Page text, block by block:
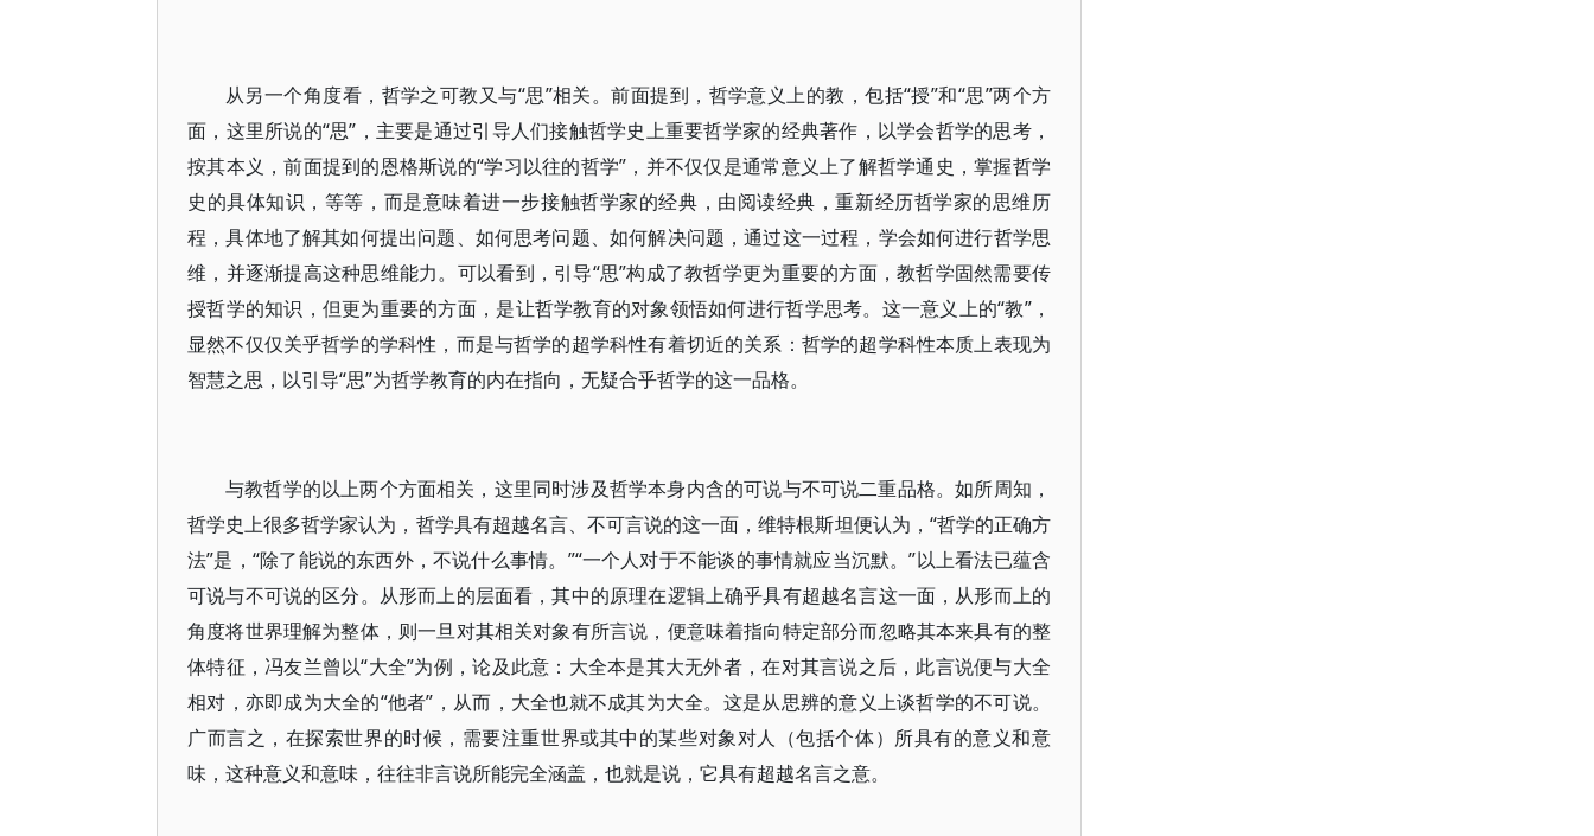
从另一个角度看，哲学之可教又与“思”相关。前面提到，哲学意义上的教，包括“授”和“思”两个方
面，这里所说的“思”，主要是通过引导人们接触哲学史上重要哲学家的经典著作，以学会哲学的思考，
按其本义，前面提到的恩格斯说的“学习以往的哲学”，并不仅仅是通常意义上了解哲学通史，掌握哲学
史的具体知识，等等，而是意味着进一步接触哲学家的经典，由阅读经典，重新经历哲学家的思维历
程，具体地了解其如何提出问题、如何思考问题、如何解决问题，通过这一过程，学会如何进行哲学思
维，并逐渐提高这种思维能力。可以看到，引导“思”构成了教哲学更为重要的方面，教哲学固然需要传
授哲学的知识，但更为重要的方面，是让哲学教育的对象领悟如何进行哲学思考。这一意义上的“教”，
显然不仅仅关乎哲学的学科性，而是与哲学的超学科性有着切近的关系：哲学的超学科性本质上表现为
智慧之思，以引导“思”为哲学教育的内在指向，无疑合乎哲学的这一品格。
与教哲学的以上两个方面相关，这里同时涉及哲学本身内含的可说与不可说二重品格。如所周知，
哲学史上很多哲学家认为，哲学具有超越名言、不可言说的这一面，维特根斯坦便认为，“哲学的正确方
法”是，“除了能说的东西外，不说什么事情。”“一个人对于不能谈的事情就应当沉默。”以上看法已蕴含
可说与不可说的区分。从形而上的层面看，其中的原理在逻辑上确乎具有超越名言这一面，从形而上的
角度将世界理解为整体，则一旦对其相关对象有所言说，便意味着指向特定部分而忽略其本来具有的整
体特征，冯友兰曾以“大全”为例，论及此意：大全本是其大无外者，在对其言说之后，此言说便与大全
相对，亦即成为大全的“他者”，从而，大全也就不成其为大全。这是从思辨的意义上谈哲学的不可说。
广而言之，在探索世界的时候，需要注重世界或其中的某些对象对人（包括个体）所具有的意义和意
味，这种意义和意味，往往非言说所能完全涵盖，也就是说，它具有超越名言之意。